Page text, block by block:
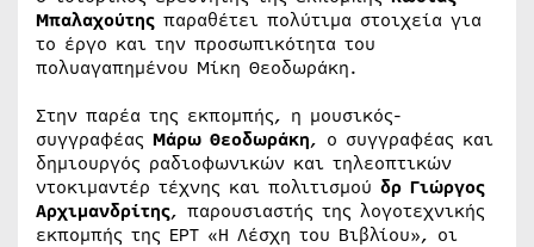
Μπαλαχούτης παραθέτει πολύτιμα στοιχεία για
το έργο και την προσωπικότητα του
πολυαγαπημένου Μίκη Θεοδωράκη.
Στην παρέα της εκπομπής, η μουσικός-
συγγραφέας Μάρω Θεοδωράκη, ο συγγραφέας και
δημιουργός ραδιοφωνικών και τηλεοπτικών
ντοκιμαντέρ τέχνης και πολιτισμού δρ Γιώργος
Αρχιμανδρίτης, παρουσιαστής της λογοτεχνικής
εκπομπής της ΕΡΤ «Η Λέσχη του Βιβλίου», οι